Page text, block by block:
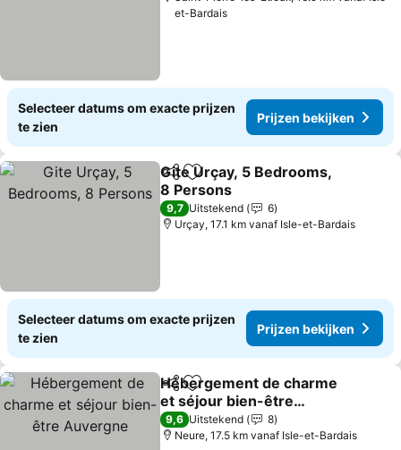
et-Bardais
Selecteer datums om exacte prijzen
te zien
Prijzen bekijken
DelenToevoegen aan favorieten
Gite Urçay, 5 Bedrooms,
8 Persons
Prijzen bekijken
9,7 Uitstekend
6
Urçay, 17.1 km vanaf Isle-et-Bardais
Selecteer datums om exacte prijzen
te zien
Prijzen bekijken
DelenToevoegen aan favorieten
Hébergement de charme
et séjour bien-être
Auvergne
Prijzen bekijken
9,6 Uitstekend
8
Neure, 17.5 km vanaf Isle-et-Bardais